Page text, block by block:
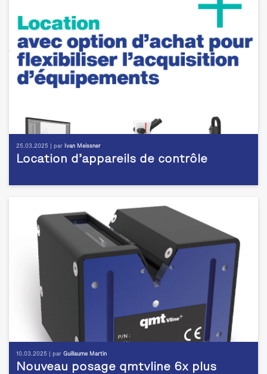
25.03.2025 | par Ivan Meissner
Location d’appareils de contrôle
10.03.2025 | par Guillaume Martin
Nouveau posage qmtvline 6x plus